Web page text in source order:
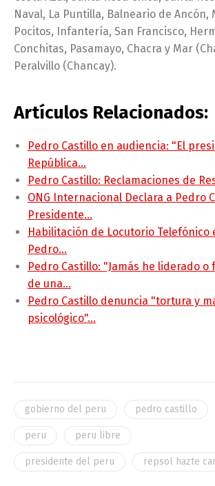
Naval, La Puntilla, Balneario de Ancón,
Pocitos, Infantería, San Francisco,
Conchitas, Pasamayo, Chacra y Mar
Peralvillo (Chancay).
Artículos Relacionados:
Pedro Castillo en audiencia: "El
República…
Pedro Castillo: Reclamaciones de
ONG Internacional Declara a Pedro
Presidente…
Habilitación de Locutorio Telefónico
Pedro…
Pedro Castillo: "Jamás he liderado
de una…
Pedro Castillo denuncia "tortura y
psicológico"…
gobierno del peru pedro castillo
peru peru libre
presidente del peru repsol hazte